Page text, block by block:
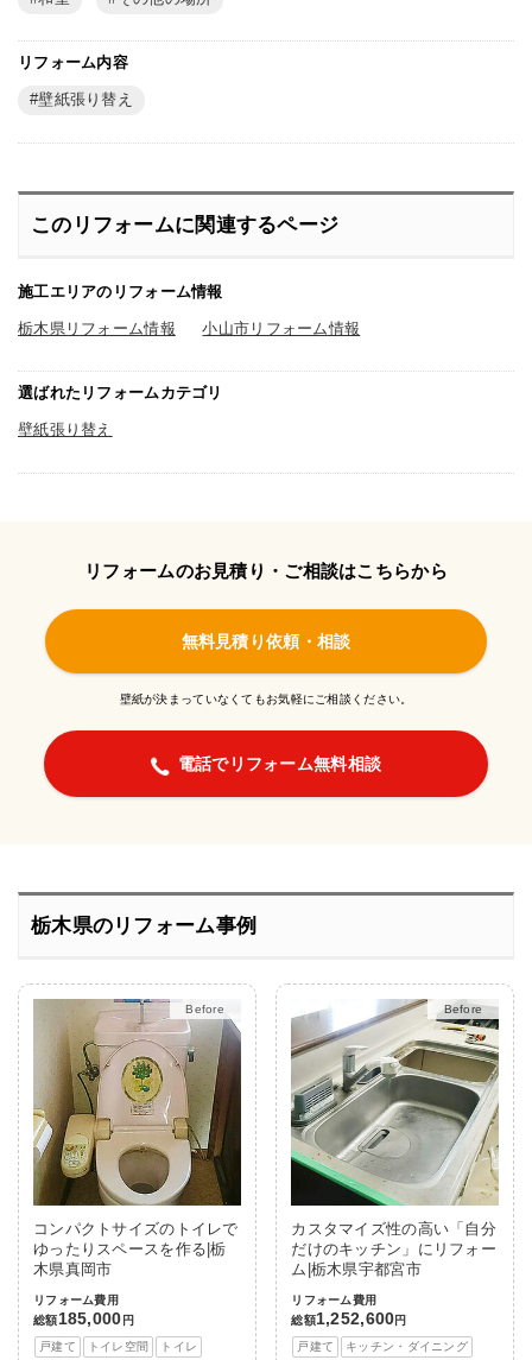
リフォーム内容
壁紙張り替え
このリフォームに関連するページ
施工エリアのリフォーム情報
栃木県リフォーム情報 小山市リフォーム情報
選ばれたリフォームカテゴリ
壁紙張り替え
リフォームのお見積り・ご相談はこちらから
無料見積り依頼・相談
壁紙が決まっていなくてもお気軽にご相談ください。
電話でリフォーム無料相談
栃木県のリフォーム事例
After
コンパクトサイズのトイレで
ゆったりスペースを作る|栃
木県真岡市
リフォーム費用
総額185,000 円
戸建て
トイレ空間 トイレ
After
カスタマイズ性の高い「自分
だけのキッチン」にリフォー
ム|栃木県宇都宮市
リフォーム費用
総額1,252,600円
戸建て
キッチン・ダイニング